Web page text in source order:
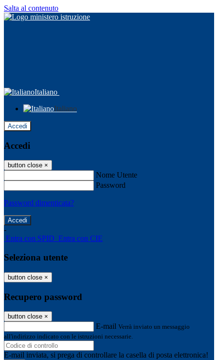
Salta al contenuto
Italiano
Italiano
Accedi
Accedi
button close ×
Nome Utente
Password
Password dimenticata?
-
Entra con SPID Entra con CIE
Seleziona utente
button close ×
Recupero password
button close ×
E-mail Verrà inviato un messaggio
all'indirizzo indicato con le istruzioni necessarie.
E-mail inviata, si prega di controllare la casella di posta elettronica!